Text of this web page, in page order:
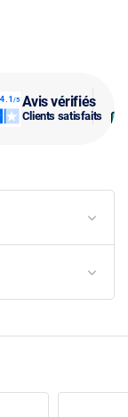
Avis vérifiés
Clients satisfaits